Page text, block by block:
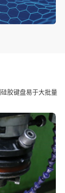
胶键盘易于大批量